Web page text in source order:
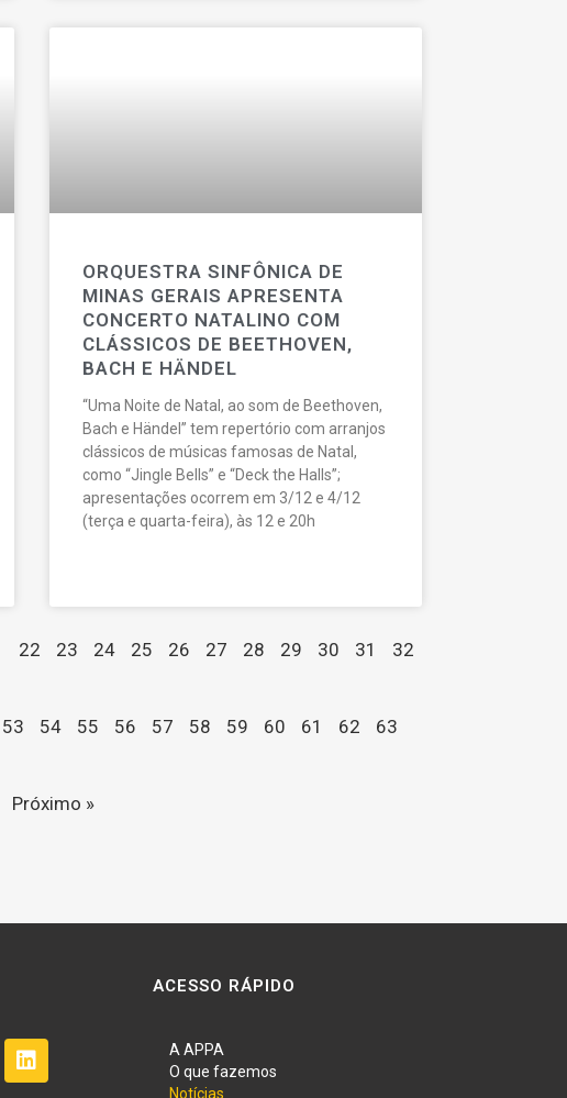
ORQUESTRA SINFÔNICA DE
MINAS GERAIS APRESENTA
CONCERTO NATALINO COM
CLÁSSICOS DE BEETHOVEN,
BACH E HÄNDEL
“Uma Noite de Natal, ao som de Beethoven,
Bach e Händel” tem repertório com arranjos
clássicos de músicas famosas de Natal,
como “Jingle Bells” e “Deck the Halls”;
apresentações ocorrem em 3/12 e 4/12
(terça e quarta-feira), às 12 e 20h
22 23 24 25 26 27 28 29 30 31 32
53 54 55 56 57 58 59 60 61 62 63
Próximo »
ACESSO RÁPIDO
A APPA
O que fazemos
Notícias